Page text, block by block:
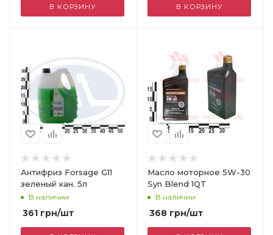
В КОРЗИНУ В КОРЗИНУ
Антифриз Forsage G11
зеленый кан. 5л
В наличии
361 грн/шт
Масло моторное 5W-30
Syn Blend 1QT
В наличии
368 грн/шт